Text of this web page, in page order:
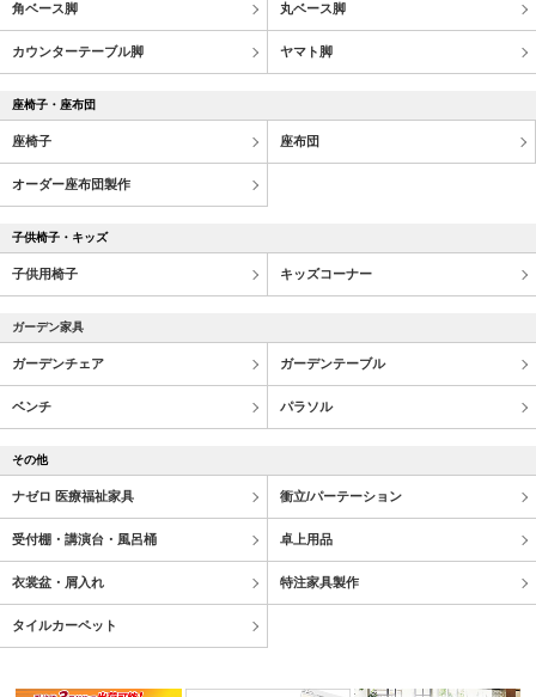
角ベース脚 丸ベース脚
カウンターテーブル脚 ヤマト脚
座椅子・座布団
座椅子 座布団
オーダー座布団製作
子供椅子・キッズ
子供用椅子 キッズコーナー
ガーデン家具
ガーデンチェア ガーデンテーブル
ベンチ パラソル
その他
ナゼロ 医療福祉家具 衝立/パーテーション
受付棚・講演台・風呂桶 卓上用品
衣裳盆・屑入れ 特注家具製作
タイルカーペット